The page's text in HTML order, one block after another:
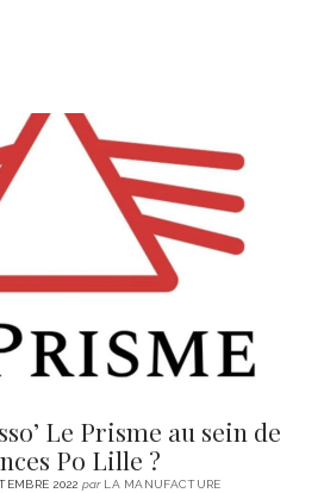
Le Prisme au sein de
Po Lille ?
2022 parLA MANUFACTURE